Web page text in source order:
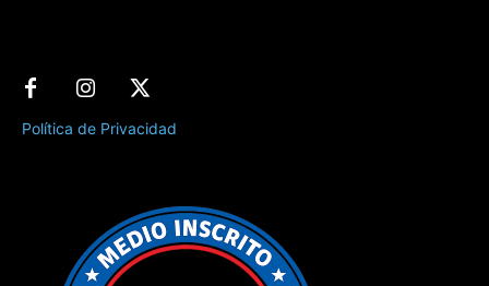
Política de Privacidad